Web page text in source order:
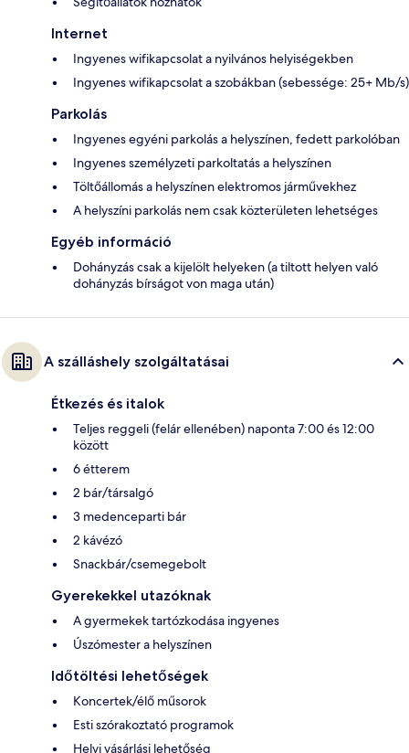
Internet
Ingyenes wifikapcsolat a nyilvános helyiségekben
Ingyenes wifikapcsolat a szobákban (sebessége: 25+ Mb/s)
Parkolás
Ingyenes egyéni parkolás a helyszínen, fedett parkolóban
Ingyenes személyzeti parkoltatás a helyszínen
Töltőállomás a helyszínen elektromos járművekhez
A helyszíni parkolás nem csak közterületen lehetséges
Egyéb információ
Dohányzás csak a kijelölt helyeken (a tiltott helyen való
dohányzás bírságot von maga után)
A szálláshely szolgáltatásai
Étkezés és italok
Teljes reggeli (felár ellenében) naponta 7:00 és 12:00
között
6 étterem
2 bár/társalgó
3 medenceparti bár
2 kávézó
Snackbár/csemegebolt
Gyerekekkel utazóknak
A gyermekek tartózkodása ingyenes
Úszómester a helyszínen
Időtöltési lehetőségek
Koncertek/élő műsorok
Esti szórakoztató programok
Helyi vásárlási lehetőség